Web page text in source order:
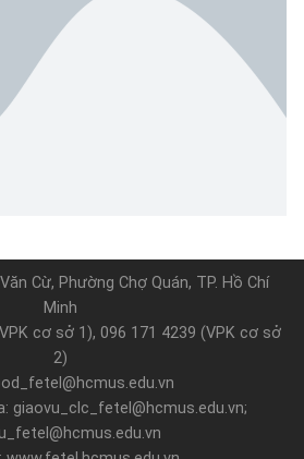
Cừ, Phường Chợ Quán, TP. Hồ Chí
Minh
cơ sở 1), 096 171 4239 (VPK cơ sở
2)
giaovu_clc_fetel@hcmus.edu.vn;